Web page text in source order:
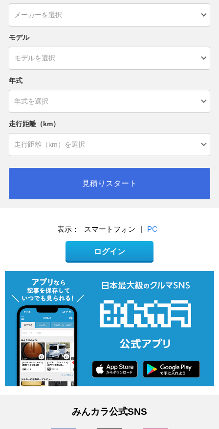
モデル
年式
走行距離（km）
見積りスタート
表示： スマートフォン | PC
ログイン
みんカラ公式SNS